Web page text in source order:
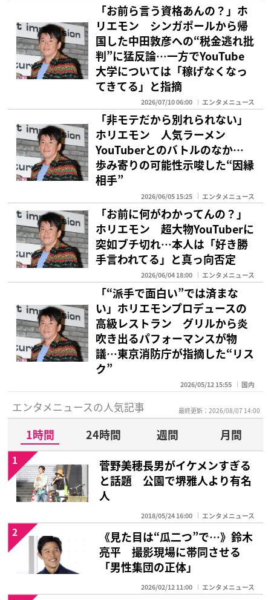
「お前ら言う資格あんの？」ホ
リエモン シンガポールから帰
国した中田敦彦への“税金逃れ批
判”に猛反論…一方でYouTube
大学については「稼げなくなっ
てきてる」と指摘
2026/07/10 06:00 エンタメニュース
「非モテだから別れられない」
ホリエモン 人気ラーメン
YouTuberとのバトルのなか…
歩み寄りの可能性示唆した“因縁
相手”
2026/06/05 15:25 エンタメニュース
「お前に何がわかってんの？」
ホリエモン 超大物YouTuberに
突如ブチ切れ…本人は「好き勝
手言われてる」と真っ向否定
2026/06/04 18:00 エンタメニュース
「“派手で面白い”では済まな
い」ホリエモンプロデュースの
高級レストラン グリルから炎
吹き出るパフォーマンスが物
議…東京消防庁が指摘した“リス
ク”
2026/05/12 15:55 国内
エンタメニュースの人気記事 最終更新：2026/08/07 14:00
1時間 24時間 週間
月間
菅野美穂長男がイケメンすぎる
と話題 公園で堺雅人より有名
人
2018/05/24 16:00 エンタメニュース
1
《見た目は“瓜二つ”で…》鈴木
亮平 撮影現場に帯同させる
「男性集団の正体」
2026/02/12 11:00 エンタメニュース
2